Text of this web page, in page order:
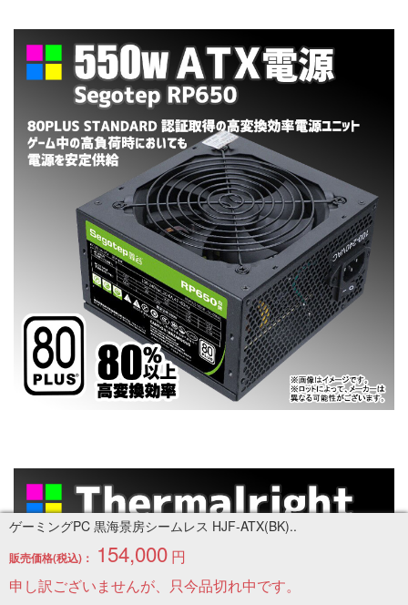
ゲーミングPC 黒海景房シームレス HJF-ATX(BK)..
販売価格(税込)： 154,000 円
申し訳ございませんが、只今品切れ中です。